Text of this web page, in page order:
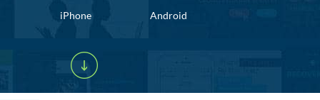
iPhone
Android